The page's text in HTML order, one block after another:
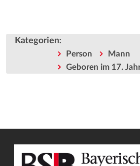
Kategorien:
Person
Mann
Geboren im 17.